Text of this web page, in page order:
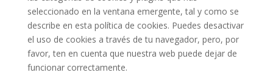
seleccionado en la ventana emergente, tal y como se
describe en esta política de cookies. Puedes desactivar
el uso de cookies a través de tu navegador, pero, por
favor, ten en cuenta que nuestra web puede dejar de
funcionar correctamente.